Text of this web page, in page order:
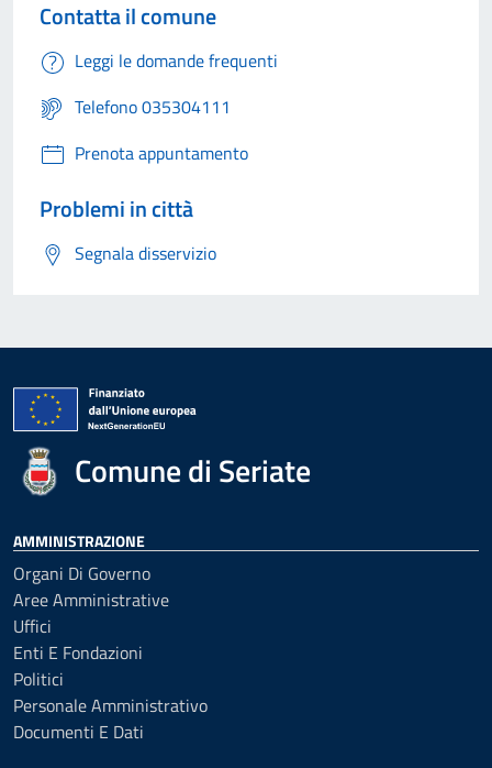
Contatta il comune
Leggi le domande frequenti
Telefono 035304111
Prenota appuntamento
Problemi in città
Segnala disservizio
Comune di Seriate
AMMINISTRAZIONE
Organi Di Governo
Aree Amministrative
Uffici
Enti E Fondazioni
Politici
Personale Amministrativo
Documenti E Dati